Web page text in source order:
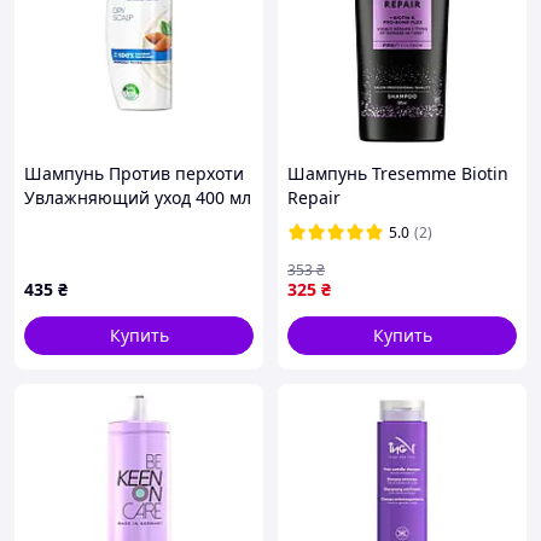
Шампунь Против перхоти
Увлажняющий уход 400 мл
435 ₴
Купить
Шампунь Tresemme Biotin
Repair
восстанавливающий 685
мл (8720181446054)
5.0 (2)
325 ₴
353₴
Купить